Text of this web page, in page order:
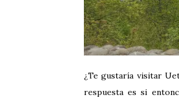
¿Te gustaría visitar
respuesta es si